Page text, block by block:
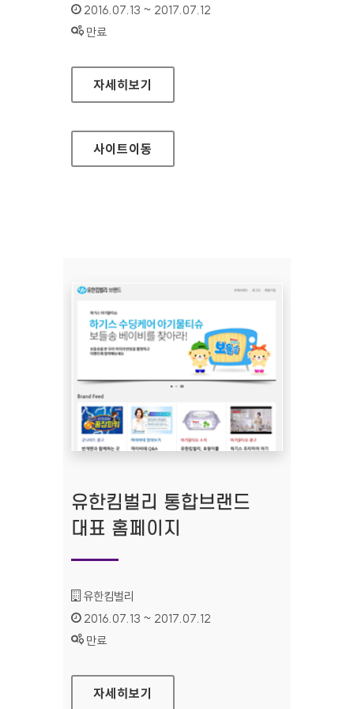
인증기간 :
2016.07.13 ~ 2017.07.12
상태 :
만료
유한킴벌리 통합브랜드 모바일웹
자세히보기
사이트이동
유한킴벌리 통합브랜드
대표 홈페이지
기관명 :
유한킴벌리
인증기간 :
2016.07.13 ~ 2017.07.12
상태 :
만료
유한킴벌리 통합브랜드 대표 홈페이지
자세히보기